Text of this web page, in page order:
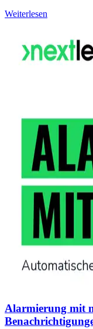
Weiterlesen
Alarmierung mit